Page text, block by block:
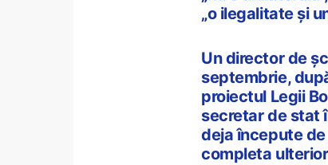
„o ilegalitate și
Un director de
septembrie,
proiectul Legii
secretar de stat
deja începute
completa ulterior